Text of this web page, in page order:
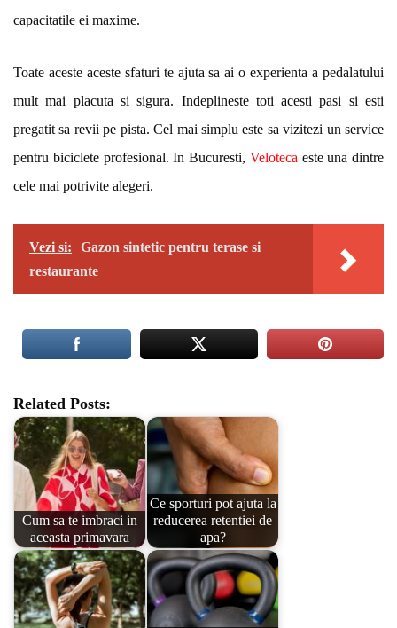
capacitatile ei maxime.
Toate aceste aceste sfaturi te ajuta sa ai o experienta a pedalatului
mult mai placuta si sigura. Indeplineste toti acesti pasi si esti
pregatit sa revii pe pista. Cel mai simplu este sa vizitezi un service
pentru biciclete profesional. In Bucuresti, Veloteca este una dintre
cele mai potrivite alegeri.
Vezi si:
Gazon sintetic pentru terase si
restaurante
Related Posts:
Cum sa te imbraci in
aceasta primavara
Ce sporturi pot ajuta la
reducerea retentiei de
apa?